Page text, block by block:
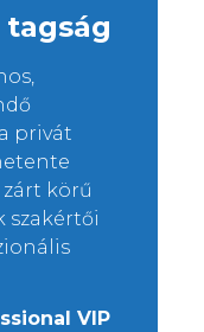
privát
körű
szakértői
VIP